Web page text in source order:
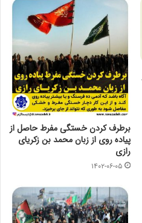
برطرف کردن خستگی مفرط حاصل از
پیاده روی از زبان محمد بن زکریای
رازی
۱۴۰۲-۰۶-۰۵